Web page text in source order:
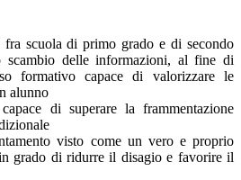
scuola di primo grado e di secondo
scambio delle informazioni, al fine di
formativo capace di valorizzare le
alunno
di superare la frammentazione
visto come un vero e proprio
grado di ridurre il disagio e favorire il